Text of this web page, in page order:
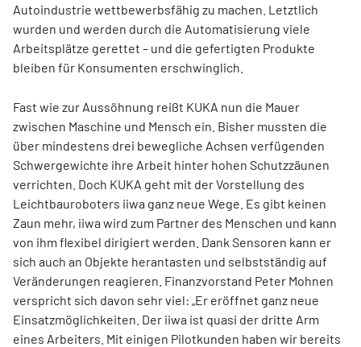
Autoindustrie wettbewerbsfähig zu machen. Letztlich
wurden und werden durch die Automatisierung viele
Arbeitsplätze gerettet – und die gefertigten Produkte
bleiben für Konsumenten erschwinglich.
Fast wie zur Aussöhnung reißt KUKA nun die Mauer
zwischen Maschine und Mensch ein. Bisher mussten die
über mindestens drei bewegliche Achsen verfügenden
Schwergewichte ihre Arbeit hinter hohen Schutzzäunen
verrichten. Doch KUKA geht mit der Vorstellung des
Leichtbauroboters iiwa ganz neue Wege. Es gibt keinen
Zaun mehr, iiwa wird zum Partner des Menschen und kann
von ihm flexibel dirigiert werden. Dank Sensoren kann er
sich auch an Objekte herantasten und selbstständig auf
Veränderungen reagieren. Finanzvorstand Peter Mohnen
verspricht sich davon sehr viel: „Er eröffnet ganz neue
Einsatzmöglichkeiten. Der iiwa ist quasi der dritte Arm
eines Arbeiters. Mit einigen Pilotkunden haben wir bereits